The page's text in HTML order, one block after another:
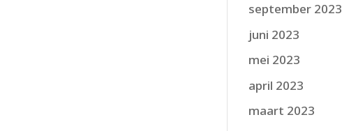
september 2023
juni 2023
mei 2023
april 2023
maart 2023